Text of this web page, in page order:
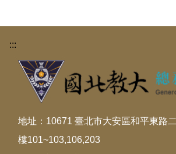
:::
地址：10671 臺北市大安區和平東路
樓101~103,106,203